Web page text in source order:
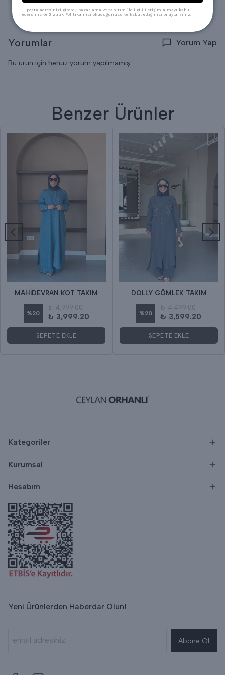
Yorumlar Yorum Yap
Bu ürün için henüz yorum yapılmamış.
Benzer Ürünler
MAHİDEVRAN KOT TAKIM
%20
₺ 4,999.00
₺ 3,999.20
SEPETE EKLE
DOLLY GÖMLEK TAKIM
%20
₺ 4,499.00
₺ 3,599.20
SEPETE EKLE
Kategoriler
Kurumsal
Hesabım
Yeni Ürünlerden Haberdar Olun!
Abone Ol
E-posta adresinizi girerek pazarlama ve tanıtım ile ilgili iletişim almayı kabul
edersiniz ve Gizlilik Politikamızı okuduğunuzu ve kabul ettiğinizi onaylarsınız.